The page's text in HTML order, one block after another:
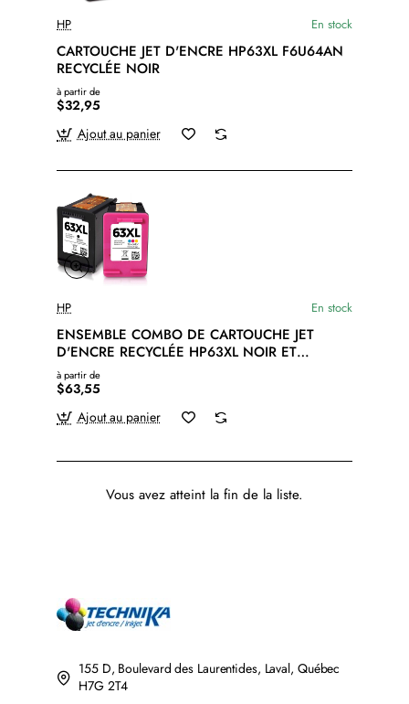
HP En stock
CARTOUCHE JET D'ENCRE HP63XL F6U64AN
RECYCLÉE NOIR
à partir de
$32,95
Ajout au panier
HP En stock
ENSEMBLE COMBO DE CARTOUCHE JET
D'ENCRE RECYCLÉE HP63XL NOIR ET
COULEUR
à partir de
$63,55
Ajout au panier
Vous avez atteint la fin de la liste.
155 D, Boulevard des Laurentides, Laval, Québec
H7G 2T4